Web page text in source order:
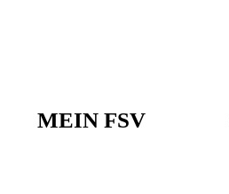
MEIN FSV